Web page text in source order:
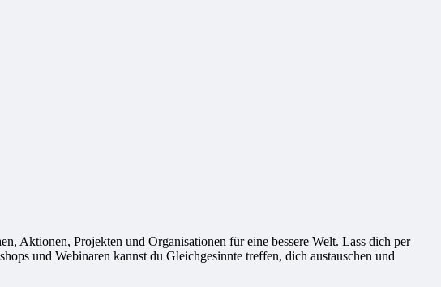
Aktionen, Projekten und Organisationen für eine bessere Welt. Lass dich per
und Webinaren kannst du Gleichgesinnte treffen, dich austauschen und